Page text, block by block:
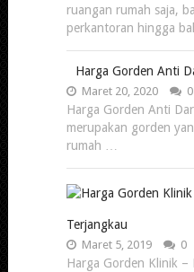
ruangan rumah saja,
perkantoran hingga
Harga Gorden Anti
Maret 20, 2020 0
Harga Gorden Anti
merupakan gorden
rumah …
Terjangkau
Maret 5, 2019 0
Harga Gorden Klinik –